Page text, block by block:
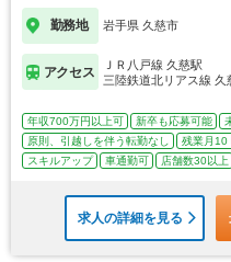
勤務地 岩手県 久慈市
アクセス
ＪＲ八戸線 久慈駅
三陸鉄道北リアス線 久
年収700万円以上可 新卒も応募可能
原則、引越しを伴う転勤なし
残業月10
スキルアップ
車通勤可 店舗数30以上
求人の詳細を見る